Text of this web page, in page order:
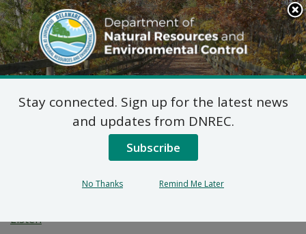
Search
This
Site
DNREC Menu
Permiso de Asignación:
Jack Lingo Asset
Management
Listen
Stay connected. Sign up for the latest news
and updates from DNREC.
Subscribe
No Thanks Remind Me Later